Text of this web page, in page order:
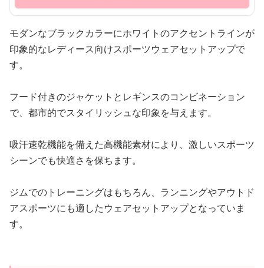
モダンなブラックカラーにホワイトのアクセントラインが
印象的なレディース向けスポーツウェアセットアップで
す。
フード付きのジャケットとレギンスのコンビネーション
で、都市的でスタイリッシュな印象を与えます。
吸汗速乾機能を備えた高機能素材により、激しいスポーツ
シーンでも快適さを保ちます。
ジムでのトレーニングはもちろん、ランニングやアウトド
アスポーツにも適したウェアセットアップとなっていま
す。